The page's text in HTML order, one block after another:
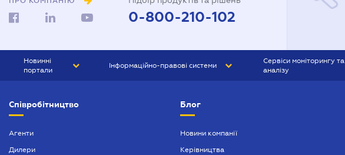
0-800-210-102
Новинні
портали
БІЗНЕС
Інформаційно-правові системи
БУХГАЛТЕР ПРОФ
Сервіси моніторингу та
аналізу
Співробітництво
Агенти
Дилери
Блог
Новини компанії
Керівництва